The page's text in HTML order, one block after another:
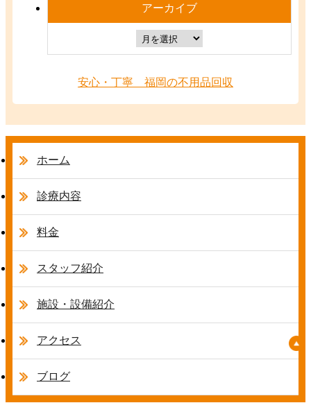
アーカイブ
安心・丁寧 福岡の不用品回収
ホーム
診療内容
料金
スタッフ紹介
施設・設備紹介
アクセス
ブログ